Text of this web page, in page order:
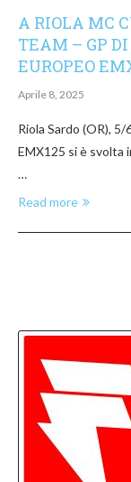
A RIOLA MC
TEAM – GP
EUROPEO
Aprile 8, 2025
Riola Sardo (OR),
EMX125 si è svolta
…
Read more